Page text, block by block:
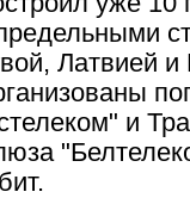
Латвией
и